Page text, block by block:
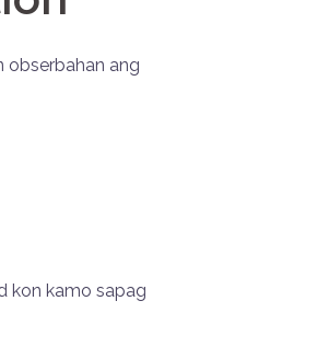
obserbahan ang
kon kamo sapag